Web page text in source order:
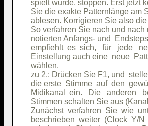
spielt wurde, stoppen. Erst jetzt
Sie die exakte Patternlänge am
ablesen. Korrigieren Sie also die
So verfahren Sie nach und nach
notierten Anfangs- und
empfiehlt  es  sich,   für   jede
Einstellung auch eine  neue
wählen.
zu 2.: Drücken Sie F1, und
die erste  Stimme  auf  den
Midikanal  ein.   Die   anderen
Stimmen schalten Sie aus
Zunächst  verfahren  Sie  wie
beschrieben  weiter  (Clock  Y/N